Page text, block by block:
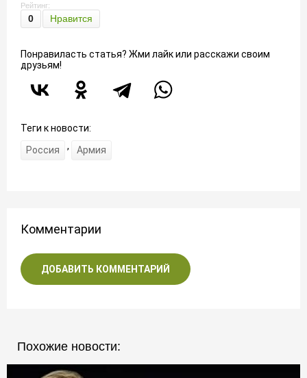
Рейтинг:
0 Нравится
Понравиласть статья? Жми лайк или расскажи своим
друзьям!
Теги к новости:
Россия
, Армия
Комментарии
ДОБАВИТЬ КОММЕНТАРИЙ
Похожие новости: